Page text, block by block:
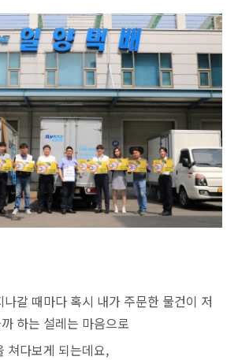
갈 때마다 혹시 내가 주문한 물건이 저
하는 설레는 마음으로
쳐다보게 되는데요,